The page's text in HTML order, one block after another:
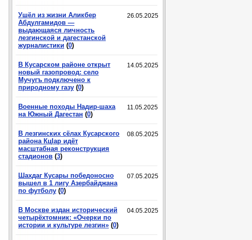
26.05.2025
Ушёл из жизни Аликбер
Абдулгамидов —
выдающаяся личность
лезгинской и дагестанской
журналистики (0)
14.05.2025
В Кусарском районе открыт
новый газопровод: село
Мучугъ подключено к
природному газу (0)
11.05.2025
Военные походы Надир-шаха
на Южный Дагестан (0)
08.05.2025
В лезгинских сёлах Кусарского
района КцIар идёт
масштабная реконструкция
стадионов (3)
07.05.2025
Шахдаг Кусары победоносно
вышел в 1 лигу Азербайджана
по футболу (0)
04.05.2025
В Москве издан исторический
четырёхтомник: «Очерки по
истории и культуре лезгин» (0)